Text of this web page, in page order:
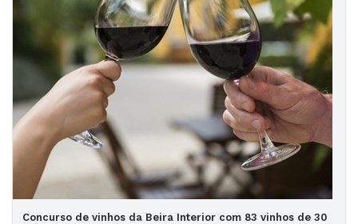
Concurso de vinhos da Beira Interior com 83 vinhos de 30